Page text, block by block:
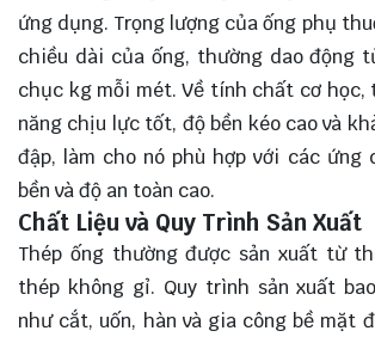
ứng dụng. Trọng lượng của ống phụ
chiều dài của ống, thường dao động
chục kg mỗi mét. Về tính chất cơ học,
năng chịu lực tốt, độ bền kéo cao và
đập, làm cho nó phù hợp với các ứng
bền và độ an toàn cao.
Chất Liệu và Quy Trình Sản Xuất
Thép ống thường được sản xuất từ
thép không gỉ. Quy trình sản xuất
như cắt, uốn, hàn và gia công bề mặt